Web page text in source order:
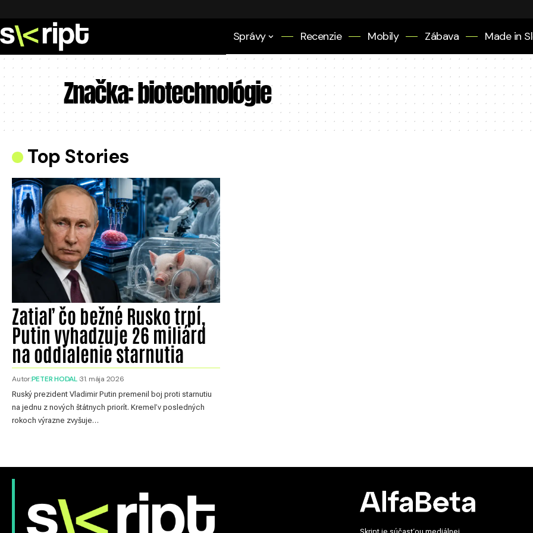
Správy Recenzie Mobily Zábava Made in
Značka:biotechnológie
Top Stories
Zatiaľ čo bežné Rusko trpí,
Putin vyhadzuje 26 miliárd
na oddialenie starnutia
Autor:PETER HODAL 31. mája 2026
Ruský prezident Vladimir Putin premenil boj proti starnutiu
na jednu z nových štátnych priorít. Kremeľ v posledných
rokoch výrazne zvyšuje…